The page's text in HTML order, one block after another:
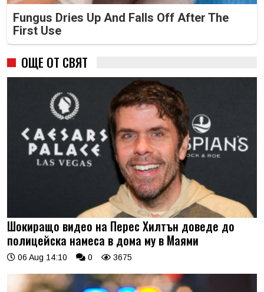
Fungus Dries Up And Falls Off After The
First Use
ОЩЕ ОТ СВЯТ
Шокиращо видео на Перес Хилтън доведе до
полицейска намеса в дома му в Маями
06 Aug 14:10 0 3675